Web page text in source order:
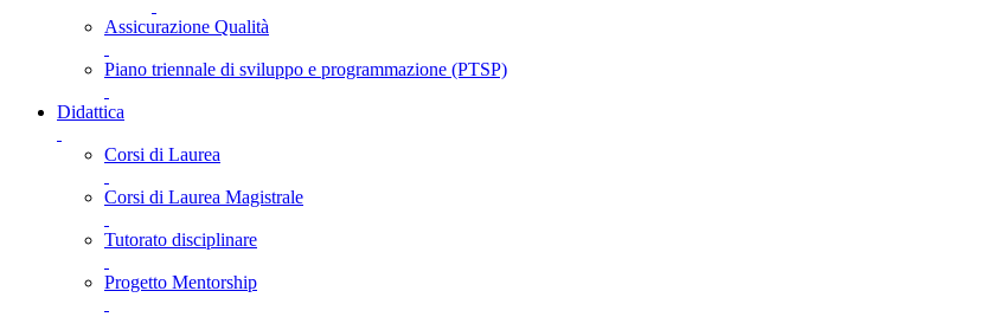
Assicurazione Qualità
Piano triennale di sviluppo e programmazione (PTSP)
Didattica
Corsi di Laurea
Corsi di Laurea Magistrale
Tutorato disciplinare
Progetto Mentorship